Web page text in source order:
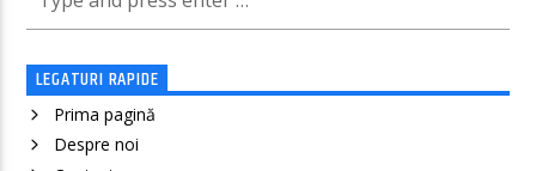
LEGATURI RAPIDE
Prima pagină
Despre noi